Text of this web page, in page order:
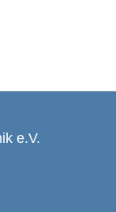
e.V.